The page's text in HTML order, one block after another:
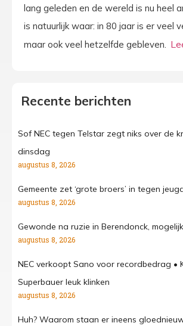
lang geleden en de wereld is nu heel
is natuurlijk waar: in 80 jaar is er veel
maar ook veel hetzelfde gebleven.
Recente berichten
Sof NEC tegen Telstar zegt niks over de
dinsdag
augustus 8, 2026
Gemeente zet ‘grote broers’ in tegen
augustus 8, 2026
Gewonde na ruzie in Berendonck,
augustus 8, 2026
NEC verkoopt Sano voor recordbedrag •
Superbauer leuk klinken
augustus 8, 2026
Huh? Waarom staan er ineens